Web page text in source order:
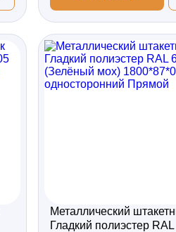
Металлический
Гладкий полиэстер RAL